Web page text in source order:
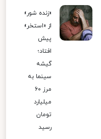
«زنده شور»
از «استخر»
پیش
افتاد؛
گیشه
سینما به
مرز ۶۰
میلیارد
تومان
رسید